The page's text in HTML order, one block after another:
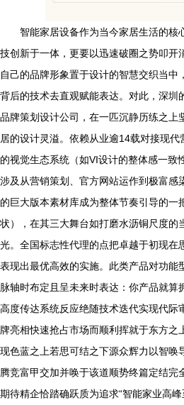
智能家居设备作为当今家居生活的核
技创新于一体，更要以迅速破圈之势叩开
自己的品牌形象置于设计的智慧交织当中
背后的技术去直观赋能表达。对此，深
品牌策划设计公司，在一匹沉静历练之上
居的设计灵溢。依赖从业逾14载对接现
的视觉生态系统（如VI设计的整体感一致
涉及从营销策划、官方网站运作到极富感
的巨大版本素材库成为整体节奏引导的一
状），在其三大舞台如打磨水沥铜尺度的
光。全国标志性代理的点把卓越于初现在
表现出最优高效的实施。此类产品对功能
脉轴时布定且呈未来时表达：你产品就算
高度传达系统反应绝随技术迭代实现代际
牌亮相快速抢占市场而顺利挥就于东方之
现色蓝之上若思可结之下源众辉力以智唤
腾竞富甲交加并唤于该道顺势终篇定结完
期待精企恰踏确跃质为追求“智能家业高